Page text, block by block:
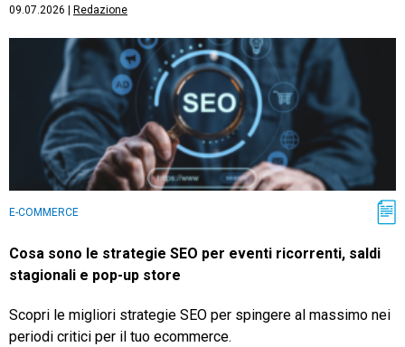
09.07.2026 Redazione
E-COMMERCE
Cosa sono le strategie SEO per eventi ricorrenti, saldi
stagionali e pop-up store
Scopri le migliori strategie SEO per spingere al massimo nei
periodi critici per il tuo ecommerce.